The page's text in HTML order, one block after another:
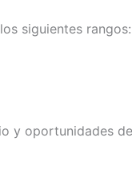
siguientes rangos:
y oportunidades